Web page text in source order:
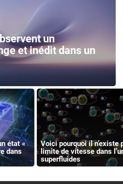
un
et inédit dans un
état «
dans
Voici pourquoi il n’existe
limite de vitesse dans
superfluides